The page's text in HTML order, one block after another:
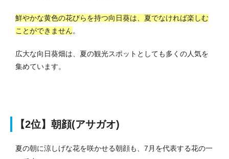
鮮やかな黄色の花びらを持つ向日葵は、夏でなければ楽しむ
ことができません。
広大な向日葵畑は、夏の観光スポットとしても多くの人気を
集めています。
【2位】朝顔(アサガオ)
夏の朝に涼しげな花を咲かせる朝顔も、7月を代表する花の一